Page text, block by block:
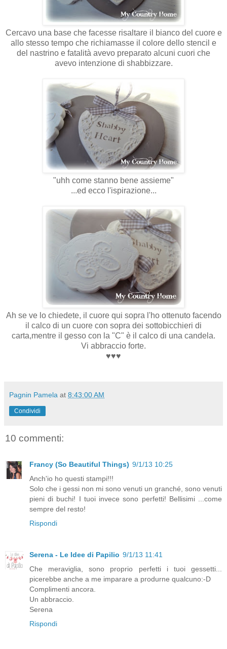
Cercavo una base che facesse risaltare il bianco del cuore e
allo stesso tempo che richiamasse il colore dello stencil e
del nastrino e fatalità avevo preparato alcuni cuori che
avevo intenzione di shabbizzare.
"uhh come stanno bene assieme"
...ed ecco l'ispirazione...
Ah se ve lo chiedete, il cuore qui sopra l'ho ottenuto facendo
il calco di un cuore con sopra dei sottobicchieri di
carta,mentre il gesso con la "C" è il calco di una candela.
Vi abbraccio forte.
♥♥♥
Pagnin Pamela at 8:43:00 AM
Condividi
10 commenti:
Francy (So Beautiful Things) 9/1/13 10:25
Anch'io ho questi stampi!!!
Solo che i gessi non mi sono venuti un granché, sono venuti
pieni di buchi! I tuoi invece sono perfetti! Bellisimi ...come
sempre del resto!
Rispondi
Serena - Le Idee di Papilio 9/1/13 11:41
Che meraviglia, sono proprio perfetti i tuoi gessetti...
picerebbe anche a me imparare a produrne qualcuno:-D
Complimenti ancora.
Un abbraccio.
Serena
Rispondi